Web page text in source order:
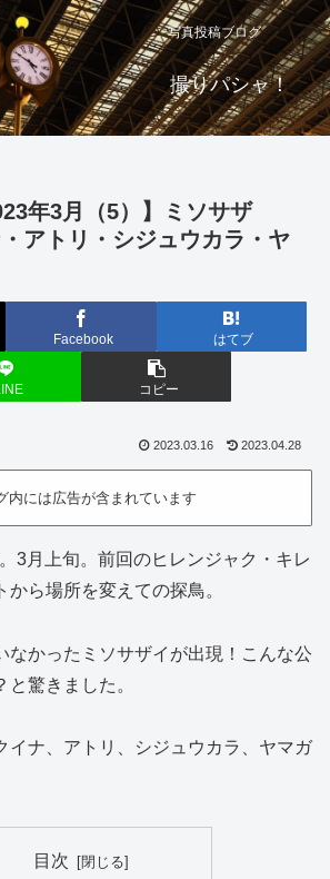
写真投稿ブログ
撮りパシャ！
年3月（5）】ミソサザ
アトリ・シジュウカラ・ヤ
Facebook はてブ
コピー
2023.03.16 2023.04.28
内には広告が含まれています
3月上旬。前回のヒレンジャク・キレ
から場所を変えての探鳥。
なかったミソサザイが出現！こんな公
と驚きました。
イナ、アトリ、シジュウカラ、ヤマガ
目次